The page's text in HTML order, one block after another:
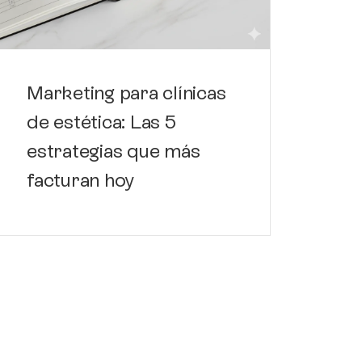
Marketing para clínicas
de estética: Las 5
estrategias que más
facturan hoy